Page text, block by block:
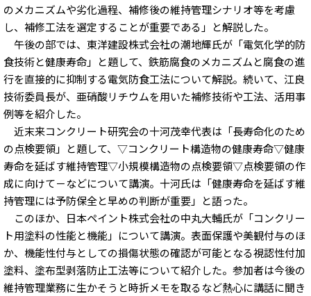
のメカニズムや劣化過程、補修後の維持管理シナリオ等を考慮
し、補修工法を選定することが重要である」と解説した。
午後の部では、東洋建設株式会社の潮地輝氏が「電気化学的防
食技術と健康寿命」と題して、鉄筋腐食のメカニズムと腐食の進
行を直接的に抑制する電気防食工法について解説。続いて、江良
技術委員長が、亜硝酸リチウムを用いた補修技術や工法、活用事
例等を紹介した。
近末来コンクリート研究会の十河茂幸代表は「長寿命化のため
の点検要領」と題して、▽コンクリート構造物の健康寿命▽健康
寿命を延ばす維持管理▽小規模構造物の点検要領▽点検要領の作
成に向けて－などについて講演。十河氏は「健康寿命を延ばす維
持管理には予防保全と早めの判断が重要」と語った。
このほか、日本ペイント株式会社の中丸大輔氏が「コンクリー
ト用塗料の性能と機能」について講演。表面保護や美観付与のほ
か、機能性付与としての損傷状態の確認が可能となる視認性付加
塗料、塗布型剥落防止工法等について紹介した。参加者は今後の
維持管理業務に生かそうと時折メモを取るなど熱心に講話に聞き